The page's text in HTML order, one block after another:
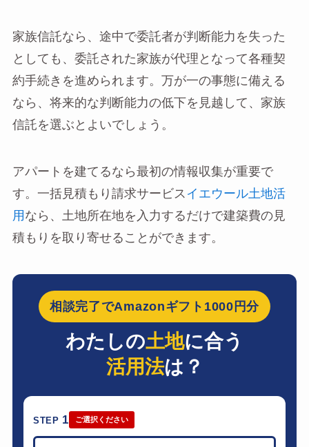
家族信託なら、途中で委託者が判断能力を失った
としても、委託された家族が代理となって各種契
約手続きを進められます。万が一の事態に備える
なら、将来的な判断能力の低下を見越して、家族
信託を選ぶとよいでしょう。
アパートを建てるなら最初の情報収集が重要で
す。一括見積もり請求サービス イエウール土地活
用 なら、土地所在地を入力するだけで建築費の見
積もりを取り寄せることができます。
相談完了でAmazonギフト1000円分
わたしの土地に合う
活用法は？
STEP 1 ご選択ください